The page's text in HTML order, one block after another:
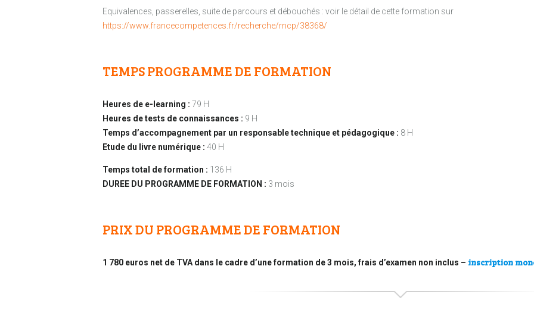
Equivalences, passerelles, suite de parcours et débouchés : voir le détail de cette formation sur
https://www.francecompetences.fr/recherche/rncp/38368/
TEMPS PROGRAMME DE FORMATION
Heures de e-learning : 79 H
Heures de tests de connaissances : 9 H
Temps d’accompagnement par un responsable technique et pédagogique : 8 H
Etude du livre numérique : 40 H
Temps total de formation : 136 H
DUREE DU PROGRAMME DE FORMATION : 3 mois
PRIX DU PROGRAMME DE FORMATION
1 780 euros net de TVA dans le cadre d’une formation de 3 mois, frais d’examen non inclus – inscription